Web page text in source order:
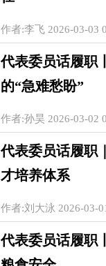
作者:李飞 2026-03-03
代表委员话履职
的“急难愁盼”
作者:孙昊 2026-03-02
代表委员话履职
才培养体系
作者:刘大泳 2026-03-
代表委员话履职